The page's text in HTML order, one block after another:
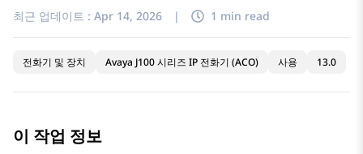
최근 업데이트 : Apr 14, 2026 | 1 min read
전화기 및 장치 Avaya J100 시리즈 IP 전화기 (ACO) 사용 13.0
이 작업 정보